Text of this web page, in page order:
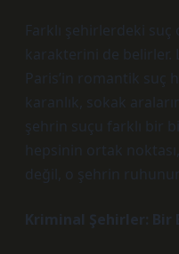
Farklı şehirlerdeki
karakterini de belirler.
Paris’in romantik suç
karanlık, sokak
şehrin suçu farklı bir
hepsinin ortak
değil, o şehrin ruhunun
Kriminal Şehirler: Bir